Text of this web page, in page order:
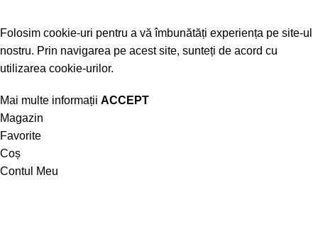
Folosim cookie-uri pentru a vă îmbunătăți experiența pe site-ul
nostru. Prin navigarea pe acest site, sunteți de acord cu
utilizarea cookie-urilor.
Mai multe informații ACCEPT
Magazin
Favorite
Coș
Contul Meu